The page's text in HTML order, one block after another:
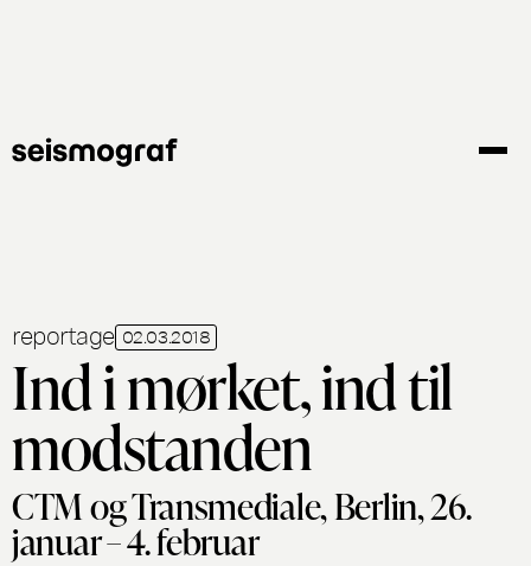
reportage 02.03.2018
Ind i mørket, ind til
modstanden
CTM og Transmediale, Berlin, 26.
januar – 4. februar